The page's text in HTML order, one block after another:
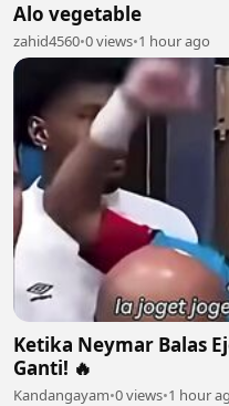
Alo vegetable
zahid4560•0 views•1 hour ago
Ketika Neymar Balas
Ganti! 🔥
Kandangayam•0 views•1 hour